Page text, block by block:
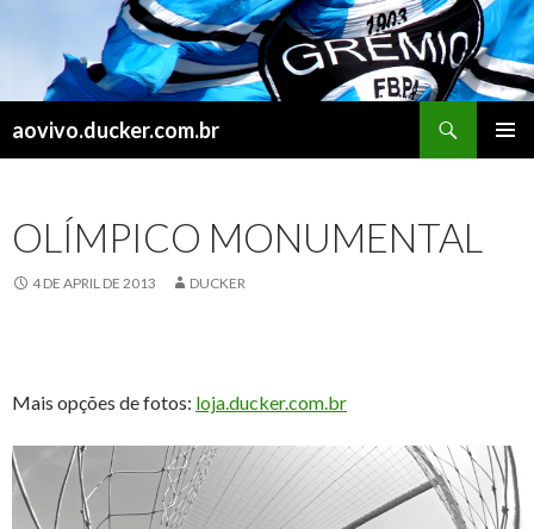
aovivo.ducker.com.br
OLÍMPICO MONUMENTAL
4 DE APRIL DE 2013 DUCKER
Mais opções de fotos: loja.ducker.com.br